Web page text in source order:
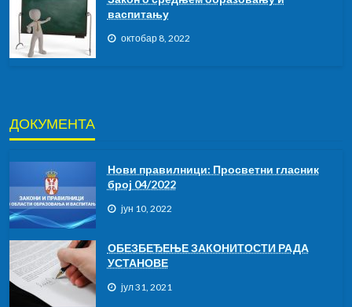
васпитању
октобар 8, 2022
ДОКУМЕНТА
Нови правилници: Просветни гласник
број 04/2022
јун 10, 2022
ОБЕЗБЕЂЕЊЕ ЗАКОНИТОСТИ РАДА
УСТАНОВЕ
јул 31, 2021